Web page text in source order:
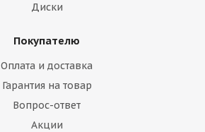
Диски
Покупателю
Оплата и доставка
Гарантия на товар
Вопрос-ответ
Акции